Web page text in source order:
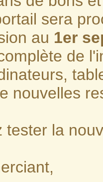
sera
au 1er
de
nouvelles
tester la